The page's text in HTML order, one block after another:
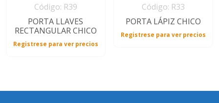
Código: R39
PORTA LLAVES
RECTANGULAR CHICO
Registrese para ver precios
Código: R33
PORTA LÁPIZ CHICO
Registrese para ver precios